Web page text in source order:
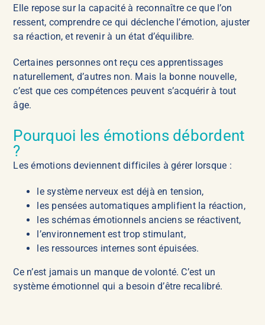
Elle repose sur la capacité à reconnaître ce que l’on
ressent, comprendre ce qui déclenche l’émotion, ajuster
sa réaction, et revenir à un état d’équilibre.
Certaines personnes ont reçu ces apprentissages
naturellement, d’autres non. Mais la bonne nouvelle,
c’est que ces compétences peuvent s’acquérir à tout
âge.
Pourquoi les émotions débordent
?
Les émotions deviennent difficiles à gérer lorsque :
le système nerveux est déjà en tension,
les pensées automatiques amplifient la réaction,
les schémas émotionnels anciens se réactivent,
l’environnement est trop stimulant,
les ressources internes sont épuisées.
Ce n’est jamais un manque de volonté. C’est un
système émotionnel qui a besoin d’être recalibré.